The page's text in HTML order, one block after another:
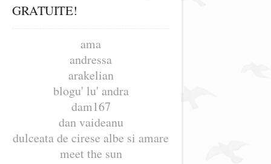
GRATUITE!
ama
andressa
arakelian
blogu' lu' andra
dam167
dan vaideanu
dulceata de cirese albe si amare
meet the sun